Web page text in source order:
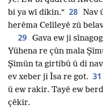
bi ya wî dikin.” 28 Nav
herêma Celîleyê zû
29 Gava ew ji
Yûhena re çûn mala
Şîmûn ta girtibû û di
ev xeber ji Îsa re got. 31
û ew rakir. Tayê ew
çêkir.